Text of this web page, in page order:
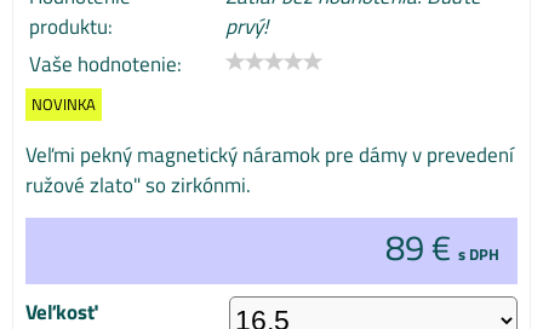
produktu:
prvý!
Vaše hodnotenie:
NOVINKA
Veľmi pekný magnetický náramok pre dámy v prevedení
ružové zlato" so zirkónmi.
89 € s DPH
Veľkosť